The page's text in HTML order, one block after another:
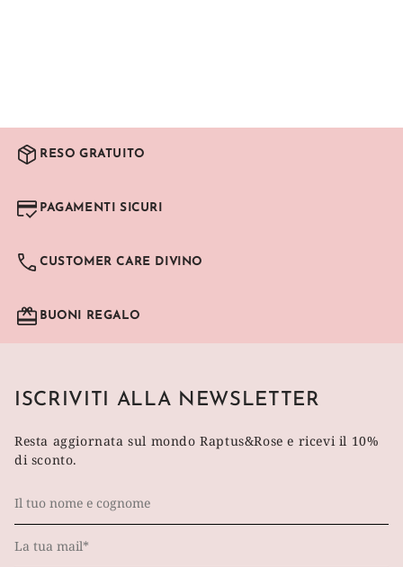
RESO GRATUITO
PAGAMENTI SICURI
CUSTOMER CARE DIVINO
BUONI REGALO
ISCRIVITI ALLA NEWSLETTER
Resta aggiornata sul mondo Raptus&Rose e ricevi il 10%
di sconto.